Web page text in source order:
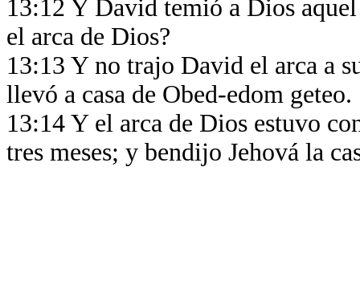
13:12 Y David temió a Dios
el arca de Dios?
13:13 Y no trajo David el arca a
llevó a casa de Obed-edom geteo.
13:14 Y el arca de Dios estuvo
tres meses; y bendijo Jehová la